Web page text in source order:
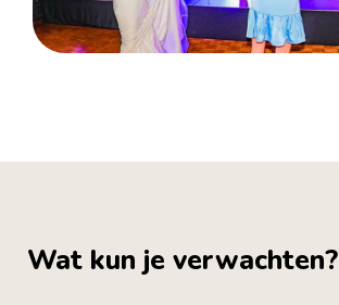
Wat kun je verwachten?